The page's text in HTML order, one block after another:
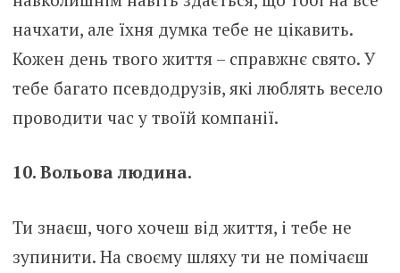
начхати, але їхня думка тебе не цікавить.
Кожен день твого життя – справжнє свято. У
тебе багато псевдодрузів, які люблять весело
проводити час у твоїй компанії.
10. Вольова людина.
Ти знаєш, чого хочеш від життя, і тебе не
зупинити. На своєму шляху ти не помічаєш